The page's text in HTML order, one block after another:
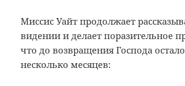
Миссис Уайт продолжает
видении и делает поразительное
что до возвращения Господа
несколько месяцев: